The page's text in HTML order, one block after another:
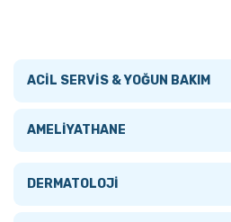
ACİL SERVİS & YOĞUN BAKIM
AMELİYATHANE
Tümünü Gör
DERMATOLOJİ